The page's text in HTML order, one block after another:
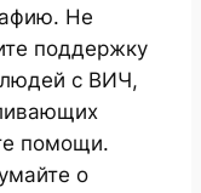
Не
поддержку
с ВИЧ,
помощи.
о